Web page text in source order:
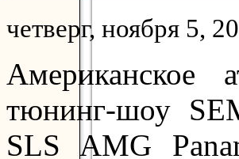
четверг, ноября 5,
Американское
тюнинг-шоу
SLS AMG